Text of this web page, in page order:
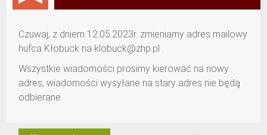
Czuwaj, z dniem 12.05.2023r. zmieniamy adres mailowy
hufca Kłobuck na klobuck@zhp.pl
Wszystkie wiadomości prosimy kierować na nowy
adres, wiadomości wysyłane na stary adres nie będą
odbierane.